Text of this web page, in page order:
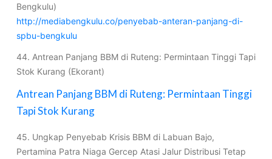
Bengkulu)
http://mediabengkulu.co/penyebab-anteran-panjang-di-
spbu-bengkulu
44. Antrean Panjang BBM di Ruteng: Permintaan Tinggi Tapi
Stok Kurang (Ekorant)
Antrean Panjang BBM di Ruteng: Permintaan Tinggi
Tapi Stok Kurang
45. Ungkap Penyebab Krisis BBM di Labuan Bajo,
Pertamina Patra Niaga Gercep Atasi Jalur Distribusi Tetap